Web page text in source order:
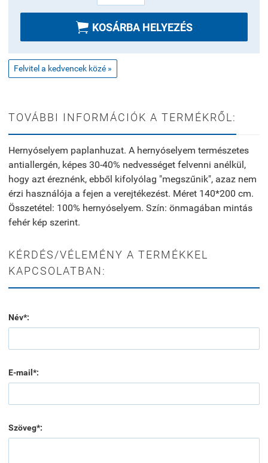
 KOSÁRBA HELYEZÉS
Felvitel a kedvencek közé »
TOVÁBBI INFORMÁCIÓK A TERMÉKRŐL:
Hernyóselyem paplanhuzat. A hernyóselyem természetes
antiallergén, képes 30-40% nedvességet felvenni anélkül,
hogy azt éreznénk, ebből kifolyólag "megszűnik", azaz nem
érzi használója a fejen a verejtékezést. Méret 140*200 cm.
Összetétel: 100% hernyóselyem. Szín: önmagában mintás
fehér kép szerint.
KÉRDÉS/VÉLEMÉNY A TERMÉKKEL
KAPCSOLATBAN:
Név*:
E-mail*:
Szöveg*: